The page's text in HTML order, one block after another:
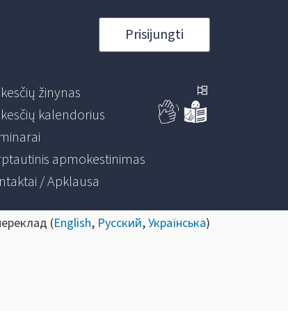
Prisijungti
žinynas
kalendorius
apmokestinimas
/ Apklausa
(English, Русский,Українська)